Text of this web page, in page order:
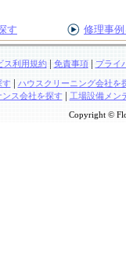
す 修理事
ス利用規約| 免責事項| プライ
す | ハウスクリーニング会社を
ンス会社を探す| 工場設備メン
Copyright ©